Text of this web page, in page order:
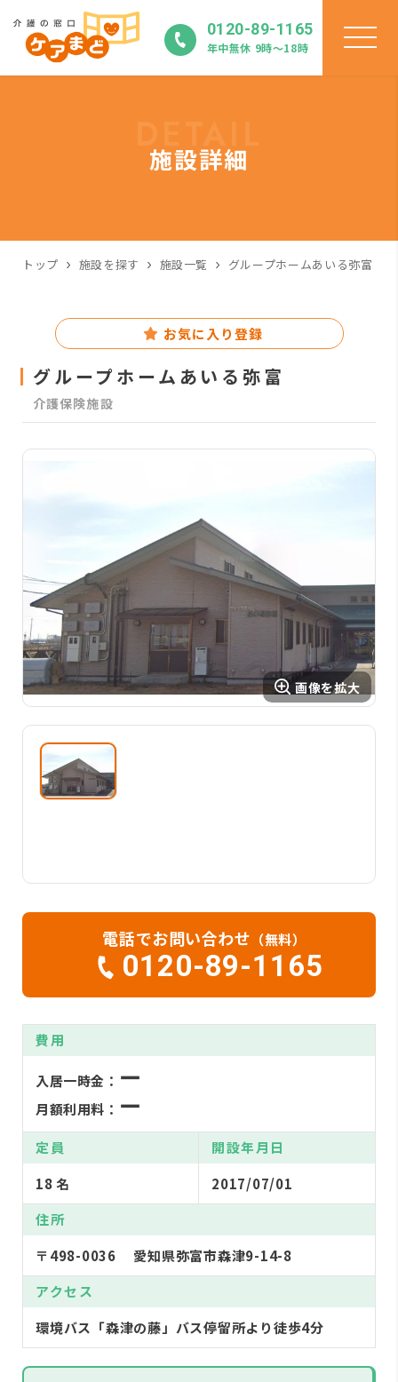
0120-89-1165
年中無休 9時〜18時
施設詳細
トップ 施設を探す 施設一覧 グループホームあいる弥富
お気に入り登録
グループホームあいる弥富
介護保険施設
電話でお問い合わせ （無料）
0120-89-1165
費用
入居一時金： ー
月額利用料： ー
定員
18 名
開設年月日
2017/07/01
住所
〒498-0036 愛知県弥富市森津9-14-8
アクセス
環境バス「森津の藤」バス停留所より徒歩4分